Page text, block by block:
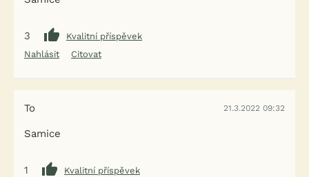
3
Kvalitní příspěvek
Nahlásit
Citovat
To 21.3.2022 09:32
Samice
1
Kvalitní příspěvek